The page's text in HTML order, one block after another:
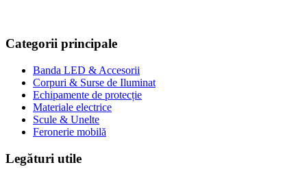
Categorii principale
Banda LED & Accesorii
Corpuri & Surse de Iluminat
Echipamente de protecție
Materiale electrice
Scule & Unelte
Feronerie mobilă
Legături utile